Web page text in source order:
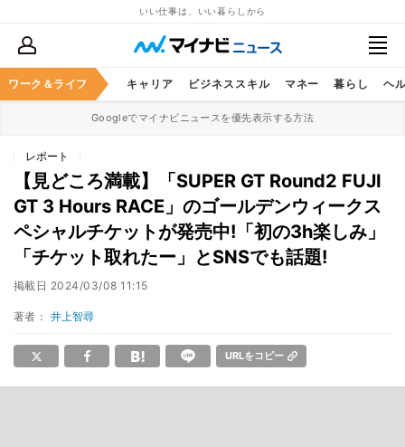
いい仕事は、いい暮らしから
ワーク＆ライフ キャリア ビジネススキル マネー 暮らし ヘ
Googleでマイナビニュースを優先表示する方法
レポート
【見どころ満載】「SUPER GT Round2 FUJI
GT 3 Hours RACE」のゴールデンウィークス
ペシャルチケットが発売中!「初の3h楽しみ」
「チケット取れたー」とSNSでも話題!
掲載日 2024/03/08 11:15
著者： 井上智尋
URLをコピー